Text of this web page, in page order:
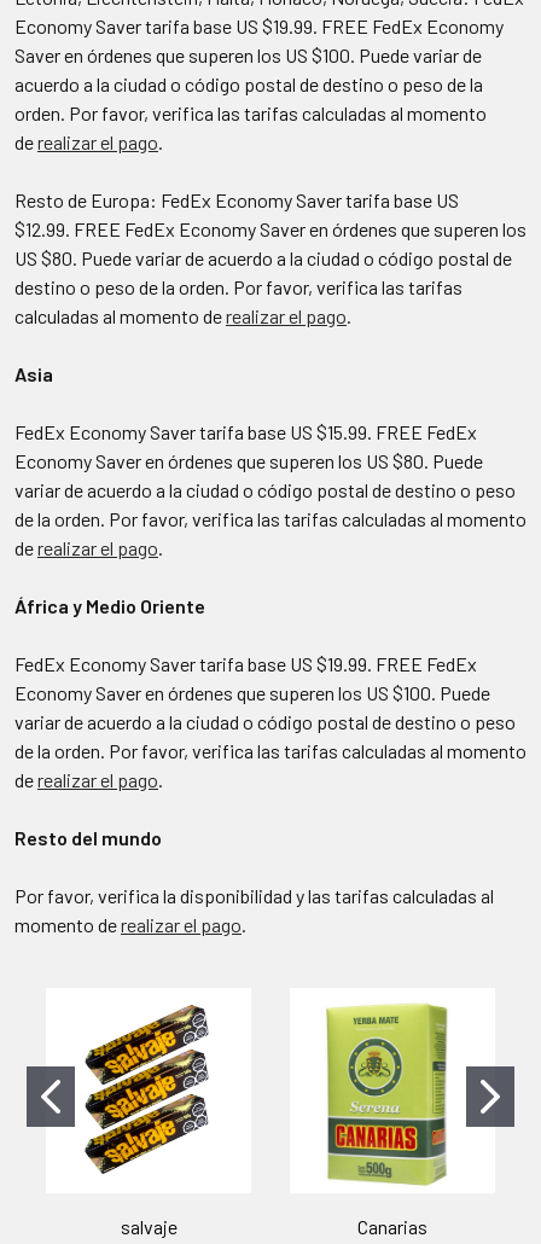
Economy Saver tarifa base US $19.99. FREE FedEx Economy
Saver en órdenes que superen los US $100. Puede variar de
acuerdo a la ciudad o código postal de destino o peso de la
orden. Por favor, verifica las tarifas calculadas al momento
derealizar el pago.
Resto de Europa: FedEx Economy Saver tarifa base US
$12.99. FREE FedEx Economy Saver en órdenes que superen los
US $80. Puede variar de acuerdo a la ciudad o código postal de
destino o peso de la orden. Por favor, verifica las tarifas
calculadas al momento derealizar el pago.
Asia
FedEx Economy Saver tarifa base US $15.99. FREE FedEx
Economy Saver en órdenes que superen los US $80. Puede
variar de acuerdo a la ciudad o código postal de destino o peso
de la orden. Por favor, verifica las tarifas calculadas al momento
derealizar el pago.
África y Medio Oriente
FedEx Economy Saver tarifa base US $19.99. FREE FedEx
Economy Saver en órdenes que superen los US $100. Puede
variar de acuerdo a la ciudad o código postal de destino o peso
de la orden. Por favor, verifica las tarifas calculadas al momento
derealizar el pago.
Resto del mundo
Por favor, verifica la disponibilidad y las tarifas calculadas al
momento derealizar el pago.
salvaje Canarias